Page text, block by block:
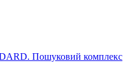
Пошуковий комплекс